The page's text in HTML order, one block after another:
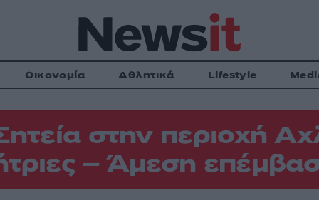
Οικονομία Αθλητικά Lifestyle
στην περιοχή
– Άμεση